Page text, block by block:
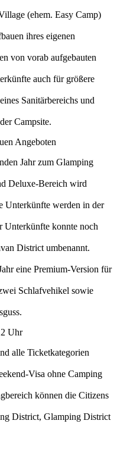
(ehem. Easy Camp)
ihres eigenen
von vorab aufgebauten
auch für größere
Sanitärbereichs und
Campsite.
Angeboten
Jahr zum Glamping
Deluxe-Bereich wird
Unterkünfte werden in der
Unterkünfte konnte noch
District umbenannt.
eine Premium-Version für
Schlafvehikel sowie
Uhr
alle Ticketkategorien
Visa ohne Camping
können die Citizens
District, Glamping District